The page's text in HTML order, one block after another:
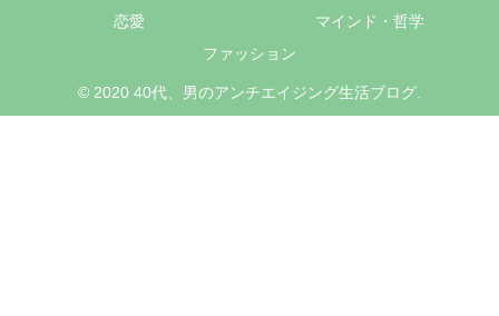
恋愛
マインド・哲学
ファッション
© 2020 40代、男のアンチエイジング生活ブログ.